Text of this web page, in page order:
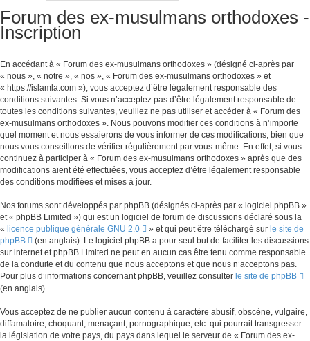
Forum des ex-musulmans orthodoxes -
Inscription
En accédant à « Forum des ex-musulmans orthodoxes » (désigné ci-après par
« nous », « notre », « nos », « Forum des ex-musulmans orthodoxes » et
« https://islamla.com »), vous acceptez d’être légalement responsable des
conditions suivantes. Si vous n’acceptez pas d’être légalement responsable de
toutes les conditions suivantes, veuillez ne pas utiliser et accéder à « Forum des
ex-musulmans orthodoxes ». Nous pouvons modifier ces conditions à n’importe
quel moment et nous essaierons de vous informer de ces modifications, bien que
nous vous conseillons de vérifier régulièrement par vous-même. En effet, si vous
continuez à participer à « Forum des ex-musulmans orthodoxes » après que des
modifications aient été effectuées, vous acceptez d’être légalement responsable
des conditions modifiées et mises à jour.
Nos forums sont développés par phpBB (désignés ci-après par « logiciel phpBB »
et « phpBB Limited ») qui est un logiciel de forum de discussions déclaré sous la
« licence publique générale GNU 2.0 » et qui peut être téléchargé sur le site de
phpBB
(en anglais). Le logiciel phpBB a pour seul but de faciliter les discussions
sur internet et phpBB Limited ne peut en aucun cas être tenu comme responsable
de la conduite et du contenu que nous acceptons et que nous n’acceptons pas.
Pour plus d’informations concernant phpBB, veuillez consulter le site de phpBB
(en anglais).
Vous acceptez de ne publier aucun contenu à caractère abusif, obscène, vulgaire,
diffamatoire, choquant, menaçant, pornographique, etc. qui pourrait transgresser
la législation de votre pays, du pays dans lequel le serveur de « Forum des ex-